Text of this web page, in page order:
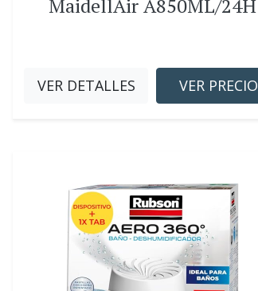
MaidellAir A850ML/24H
VER DETALLES VER PRECIO